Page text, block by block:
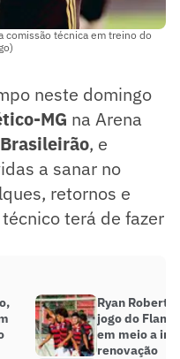
comissão técnica em treino do
neste domingo
MG na Arena
Brasileirão, e
a sanar no
retornos e
terá de fazer
Ryan
jogo do
em meio a
renovação